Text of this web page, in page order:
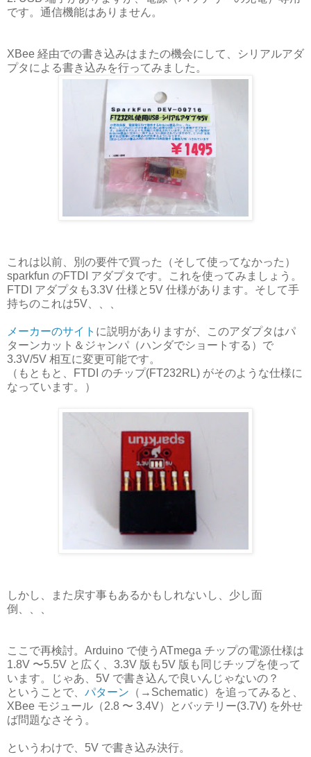
です。通信機能はありません。
XBee 経由での書き込みはまたの機会にして、シリアルアダ
プタによる書き込みを行ってみました。
これは以前、別の要件で買った（そして使ってなかった）
sparkfun のFTDI アダプタです。これを使ってみましょう。
FTDI アダプタも3.3V 仕様と5V 仕様があります。そして手
持ちのこれは5V、、、
メーカーのサイト に説明がありますが、このアダプタはパ
ターンカット＆ジャンパ（ハンダでショートする）で
3.3V/5V 相互に変更可能です。
（もともと、FTDI のチップ(FT232RL) がそのような仕様に
なっています。）
しかし、また戻す事もあるかもしれないし、少し面
倒、、、
ここで再検討。Arduino で使うATmega チップの電源仕様は
1.8V 〜5.5V と広く、3.3V 版も5V 版も同じチップを使って
います。じゃあ、5V で書き込んで良いんじゃないの？
ということで、 パターン （→Schematic）を追ってみると、
XBee モジュール（2.8 〜 3.4V）とバッテリー(3.7V) を外せ
ば問題なさそう。
というわけで、5V で書き込み決行。